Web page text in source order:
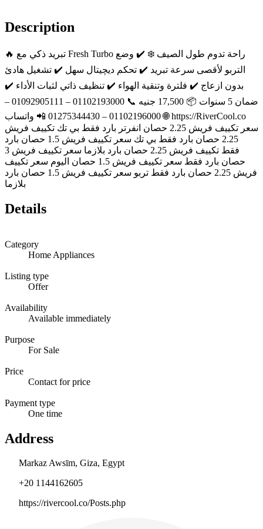
Description
🔥 تبريد ذكي مع Fresh Turbo راحة تدوم طول الصيف ❄️ ✔️ وضع
التربو لأقصى سرعة تبريد ✔️ تحكم ديچيتال سهل ✔️ تشغيل هادئ
بدون ازعاج ✔️ فلترة وتنقية الهواء ✔️ تنظيف ذاتي لثبات الأداء ✔️
ضمان 5 سنوات 📦 17,500 جنيه 📞 01102193000 – 01092905111 –
01102196000 – 01275344430 📲 واتساب 🌐 https://RiverCool.co
سعر تكييف فريش 2.25 حصان انفرتر بارد فقط بي تك تكييف فريش
2.25 حصان بارد فقط بي تك سعر تكييف فريش 1.5 حصان بارد
فقط تكييف فريش 2.25 حصان بارد بلازما سعر تكييف فريش 3
حصان بارد فقط سعر تكييف فريش 1.5 حصان اليوم سعر تكييف
فريش 2.25 حصان بارد فقط تربو سعر تكييف فريش 1.5 حصان بارد
بلازما
Details
Category
Home Appliances
Listing type
Offer
Availability
Available immediately
Purpose
For Sale
Price
Contact for price
Payment type
One time
Address
Markaz Awsīm, Giza, Egypt
+20 1144162605
https://rivercool.co/Posts.php